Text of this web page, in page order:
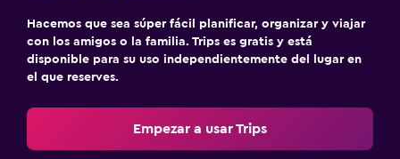
Hacemos que sea súper fácil planificar, organizar y viajar
con los amigos o la familia. Trips es gratis y está
disponible para su uso independientemente del lugar en
el que reserves.
Empezar a usar Trips